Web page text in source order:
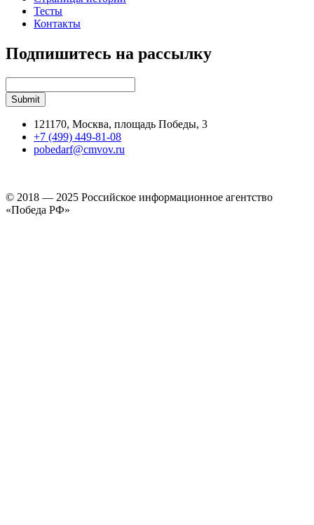
Тесты
Контакты
Подпишитесь на рассылку
121170, Москва, площадь Победы, 3
+7 (499) 449-81-08
pobedarf@cmvov.ru
© 2018 — 2025 Российское информационное агентство
«Победа РФ»